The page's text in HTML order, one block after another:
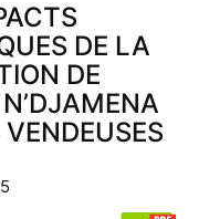
DE LA
DE